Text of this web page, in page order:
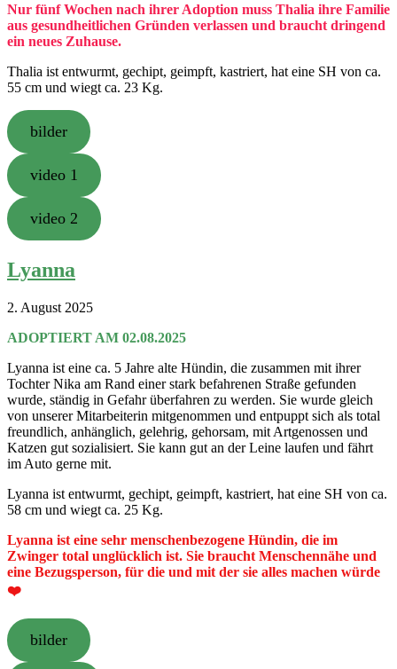
Nur fünf Wochen nach ihrer Adoption muss Thalia ihre Familie
aus gesundheitlichen Gründen verlassen und braucht dringend
ein neues Zuhause.
Thalia ist entwurmt, gechipt, geimpft, kastriert, hat eine SH von ca.
55 cm und wiegt ca. 23 Kg.
bilder
video 1
video 2
Lyanna
2. August 2025
ADOPTIERT AM 02.08.2025
Lyanna ist eine ca. 5 Jahre alte Hündin, die zusammen mit ihrer
Tochter Nika am Rand einer stark befahrenen Straße gefunden
wurde, ständig in Gefahr überfahren zu werden. Sie wurde gleich
von unserer Mitarbeiterin mitgenommen und entpuppt sich als total
freundlich, anhänglich, gelehrig, gehorsam, mit Artgenossen und
Katzen gut sozialisiert. Sie kann gut an der Leine laufen und fährt
im Auto gerne mit.
Lyanna ist entwurmt, gechipt, geimpft, kastriert, hat eine SH von ca.
58 cm und wiegt ca. 25 Kg.
Lyanna ist eine sehr menschenbezogene Hündin, die im
Zwinger total unglücklich ist. Sie braucht Menschennähe und
eine Bezugsperson, für die und mit der sie alles machen würde
❤️
bilder